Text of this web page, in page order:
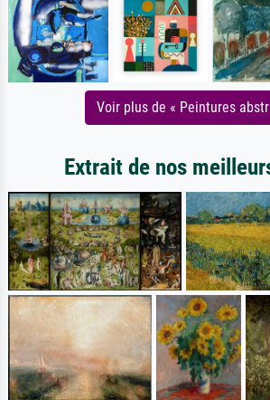
Voir plus de « Peintures
Extrait de nos